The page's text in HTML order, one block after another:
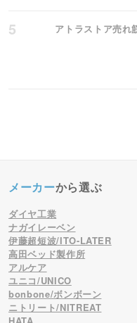
アトラストア売れ
メーカーから選ぶ
ダイヤ工業
ナガイレーベン
伊藤超短波/ITO-LATER
高田ベッド製作所
アルケア
ユニコ/UNICO
bonbone/ボンボーン
ニトリート/NITREAT